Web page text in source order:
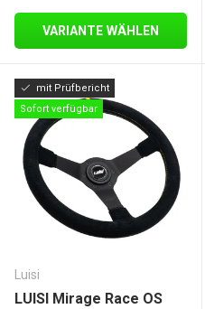
VARIANTE WÄHLEN
mit Prüfbericht
Sofort verfügbar
Luisi
LUISI Mirage Race OS